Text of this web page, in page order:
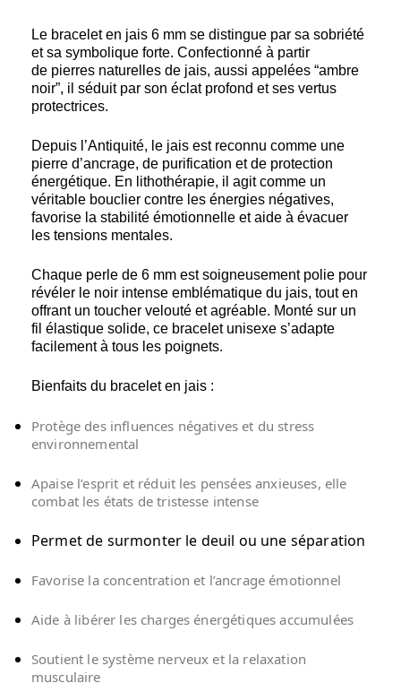
Le bracelet en jais 6 mm se distingue par sa sobriété
et sa symbolique forte. Confectionné à partir
de pierres naturelles de jais, aussi appelées “ambre
noir”, il séduit par son éclat profond et ses vertus
protectrices.
Depuis l’Antiquité, le jais est reconnu comme une
pierre d’ancrage, de purification et de protection
énergétique. En lithothérapie, il agit comme un
véritable bouclier contre les énergies négatives,
favorise la stabilité émotionnelle et aide à évacuer
les tensions mentales.
Chaque perle de 6 mm est soigneusement polie pour
révéler le noir intense emblématique du jais, tout en
offrant un toucher velouté et agréable. Monté sur un
fil élastique solide, ce bracelet unisexe s’adapte
facilement à tous les poignets.
Bienfaits du bracelet en jais :
Protège des influences négatives et du stress
environnemental
Apaise l’esprit et réduit les pensées anxieuses, elle
combat les états de tristesse intense
Permet de surmonter le deuil ou une séparation
Favorise la concentration et l’ancrage émotionnel
Aide à libérer les charges énergétiques accumulées
Soutient le système nerveux et la relaxation
musculaire